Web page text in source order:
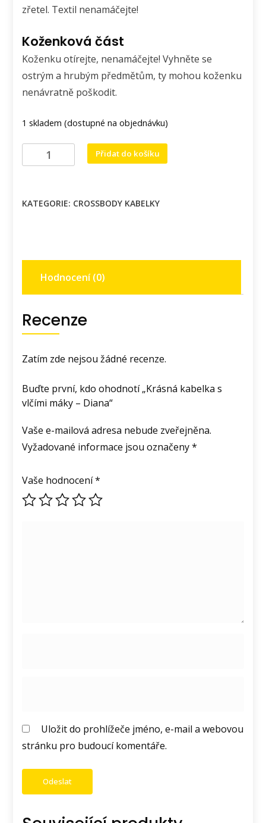
zřetel. Textil nenamáčejte!
Koženková část
Koženku otírejte, nenamáčejte! Vyhněte se
ostrým a hrubým předmětům, ty mohou koženku
nenávratně poškodit.
1 skladem (dostupné na objednávku)
Krásná
kabelka
máky
Přidat do košíku
KATEGORIE: CROSSBODY KABELKY
Hodnocení (0)
Recenze
Zatím zde nejsou žádné recenze.
Buďte první, kdo ohodnotí „Krásná kabelka s
vlčími máky – Diana“
Vaše e-mailová adresa nebude zveřejněna.
Vyžadované informace jsou označeny*
Vaše hodnocení*
Uložit do prohlížeče jméno, e-mail a webovou
stránku pro budoucí komentáře.